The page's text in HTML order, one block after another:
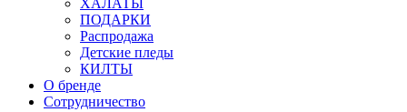
ПОДАРКИ
Распродажа
Детские пледы
КИЛТЫ
О бренде
Сотрудничество